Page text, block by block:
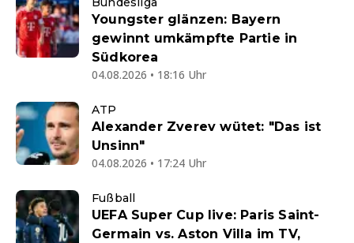
Youngster glänzen: Bayern
gewinnt umkämpfte Partie in
Südkorea
04.08.2026 • 18:16 Uhr
ATP
Alexander Zverev wütet: "Das ist
Unsinn"
04.08.2026 • 17:24 Uhr
Fußball
UEFA Super Cup live: Paris Saint-
Germain vs. Aston Villa im TV,